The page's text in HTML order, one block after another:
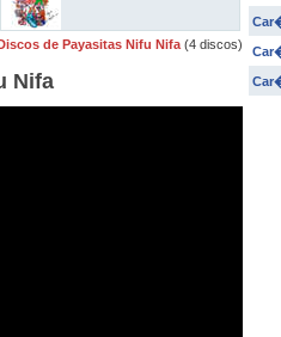
de Payasitas Nifu Nifa (4 discos)
Nifa